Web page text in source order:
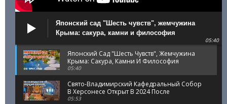
Японский сад "Шесть чувств", жемчужина
Крыма: сакура, камни и философия
05:40
Японский Сад "Шесть Чувств", Жемчужина
Крыма: Сакура, Камни И Философия
05:40
Свято-Владимирский Кафедральный Собор
В Херсонесе Открыт В 2024 После
Реставрации 2022/24г.
05:53